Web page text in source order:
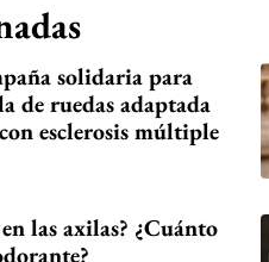
solidaria para
de ruedas adaptada
esclerosis múltiple
las axilas? ¿Cuánto